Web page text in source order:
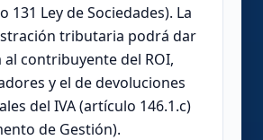
131 Ley de Sociedades). La
tributaria podrá dar
al contribuyente del ROI,
y el de devoluciones
del IVA (artículo 146.1.c)
de Gestión).